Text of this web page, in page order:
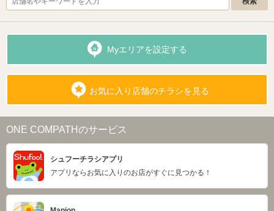
Myエリアを設定する
お気に入り店舗のチラシを見る
ONE COMPATHのサービス
シュフーチラシアプリ
アプリならお気に入りのお店がすぐに見つかる！